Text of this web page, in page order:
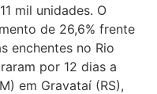
mil unidades. O
de 26,6% frente
enchentes no Rio
por 12 dias a
em Gravataí (RS),